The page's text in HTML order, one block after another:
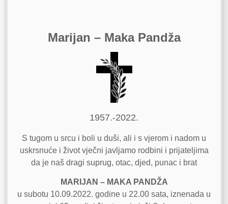
Marijan – Maka Pandža
1957.-2022.
S tugom u srcu i boli u duši, ali i s vjerom i nadom u
uskrsnuće i život vječni javljamo rodbini i prijateljima
da je naš dragi suprug, otac, djed, punac i brat
MARIJAN – MAKA PANDŽA
u subotu 10.09.2022. godine u 22.00 sata, iznenada u